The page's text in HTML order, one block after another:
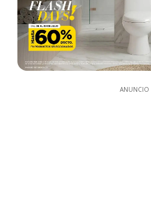
ANUNCIO